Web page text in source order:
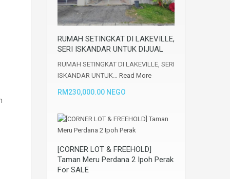
RUMAH SETINGKAT DI LAKEVILLE,
SERI ISKANDAR UNTUK DIJUAL
RUMAH SETINGKAT DI LAKEVILLE, SERI
ISKANDAR UNTUK… Read More
RM230,000.00 NEGO
[CORNER LOT & FREEHOLD]
Taman Meru Perdana 2 Ipoh Perak
For SALE